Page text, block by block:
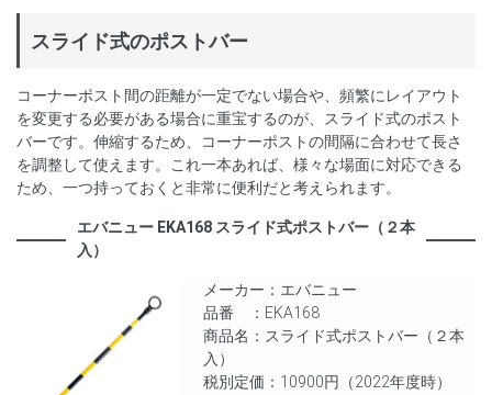
スライド式のポストバー
コーナーポスト間の距離が一定でない場合や、頻繁にレイアウト
を変更する必要がある場合に重宝するのが、スライド式のポスト
バーです。伸縮するため、コーナーポストの間隔に合わせて長さ
を調整して使えます。これ一本あれば、様々な場面に対応できる
ため、一つ持っておくと非常に便利だと考えられます。
エバニュー EKA168 スライド式ポストバー（２本
入）
メーカー：エバニュー
品番 ：EKA168
商品名：スライド式ポストバー（２本
入）
税別定価：10900円（2022年度時）